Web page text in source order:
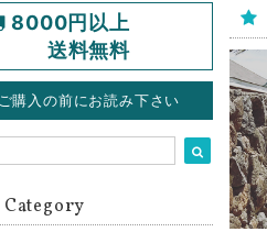
8000円以上
送料無料
ご購入の前にお読み下さい
Category